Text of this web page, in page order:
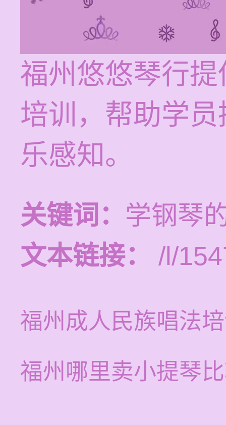
福州悠悠琴行
培训，帮助学
乐感知。
关键词： 学钢琴
文本链接：
/l/
福州成人民族唱法
福州哪里卖小提琴